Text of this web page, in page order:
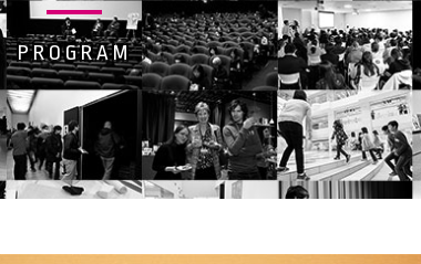
PROGRAM